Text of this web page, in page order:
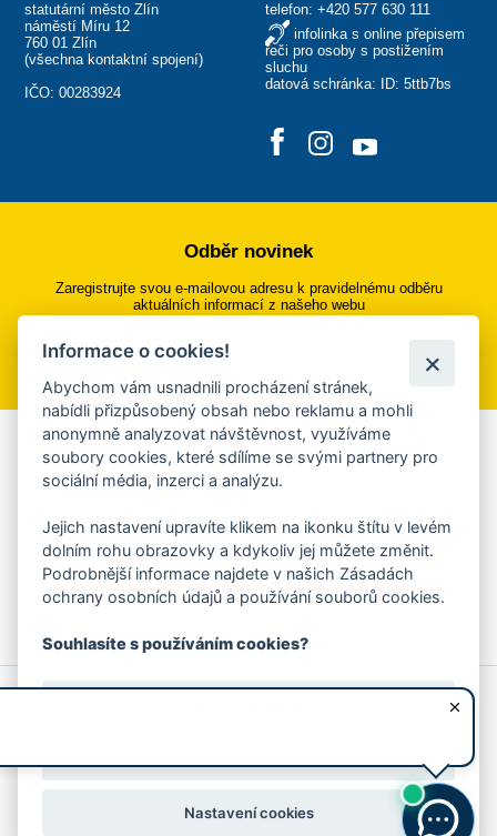
statutární město Zlín
náměstí Míru 12
760 01 Zlín
(všechna kontaktní spojení)
IČO: 00283924
telefon: +420 577 630 111
infolinka s online přepisem
řeči pro osoby s postižením
sluchu
datová schránka: ID: 5ttb7bs
Odběr novinek
Zaregistrujte svou e-mailovou adresu k pravidelnému odběru
aktuálních informací z našeho webu
Přihlásit se k odběru
Aplikace Mobilní rozhlas
Chcete dostávat do svého mobilu či mailu upozornění na
ankety, pozvánky na kulturní a sportovní akce?
Více informací o aplikaci
© 2026 Magistrát města Zlína
Prohlášení o používání cookies
Informace o cookies!
Abychom vám usnadnili procházení stránek,
nabídli přizpůsobený obsah nebo reklamu a mohli
anonymně analyzovat návštěvnost, využíváme
soubory cookies, které sdílíme se svými partnery pro
sociální média, inzerci a analýzu.
Jejich nastavení upravíte klikem na ikonku štítu v levém
dolním rohu obrazovky a kdykoliv jej můžete změnit.
Podrobnější informace najdete v našich Zásadách
ochrany osobních údajů a používání souborů cookies.
Souhlasíte s používáním cookies?
Nastavení cookies